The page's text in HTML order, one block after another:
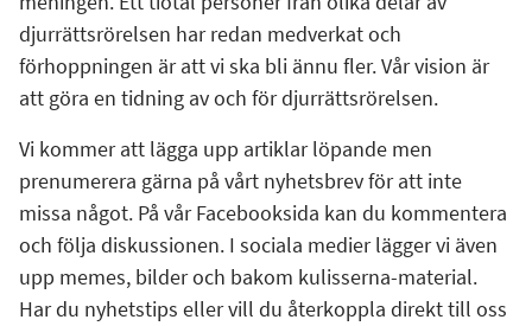
djurrättsrörelsen har redan medverkat och
förhoppningen är att vi ska bli ännu fler. Vår vision är
att göra en tidning av och för djurrättsrörelsen.
Vi kommer att lägga upp artiklar löpande men
prenumerera gärna på vårt nyhetsbrev för att inte
missa något. På vår Facebooksida kan du kommentera
och följa diskussionen. I sociala medier lägger vi även
upp memes, bilder och bakom kulisserna-material.
Har du nyhetstips eller vill du återkoppla direkt till oss